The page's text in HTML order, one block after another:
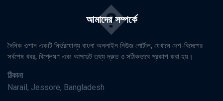
আমাদের সম্পর্কে
�
দৈনিক ওশান একটি নির্ভরযোগ্য বাংলা অনলাইন নিউজ পোর্টাল, যেখানে দেশ-বিদেশের
সর্বশেষ খবর, বিশ্লেষণ এবং আপডেট তথ্য দ্রুত ও সঠিকভাবে প্রকাশ করা হয়।
ঠিকানা
Narail, Jessore, Bangladesh